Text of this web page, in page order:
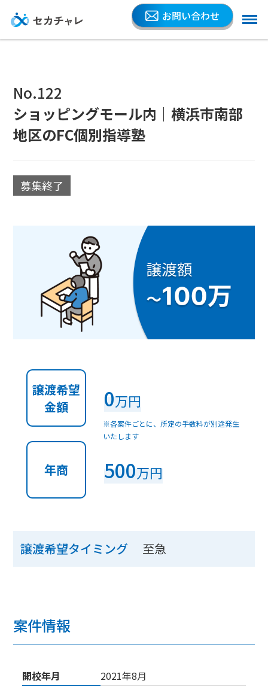
お問い合わせ
No.122
ショッピングモール内｜横浜市南部
地区のFC個別指導塾
募集終了
譲渡希望
金額
0万円
※各案件ごとに、所定の手数料が別途発生
いたします
年商 500万円
譲渡希望タイミング 至急
案件情報
開校年月 2021年8月